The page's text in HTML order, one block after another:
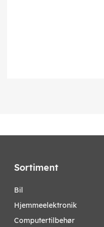
Sortiment
bil
hjemmeelektronik
computertilbehør